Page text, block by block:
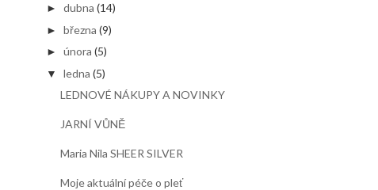
►dubna (14)
►března (9)
►února (5)
▼ ledna (5)
LEDNOVÉ NÁKUPY A NOVINKY
JARNÍ VŮNĚ
Maria Nila SHEER SILVER
Moje aktuální péče o pleť